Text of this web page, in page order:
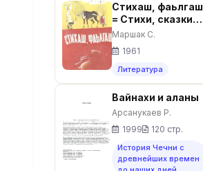
Стихаш, фаьлгаш
= Стихи, сказки
(на ингушском
языке). -Грозный:
Чечено-
Ингушское
книжное
издательство,
Маршак С.
1961
Литература
Вайнахи и аланы
Арсанукаев Р.
1999
120 стр.
История Чечни с
древнейших времен